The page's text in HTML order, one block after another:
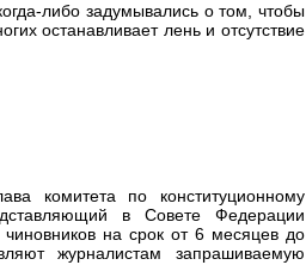
либо задумывались о том, чтобы
останавливает лень и отсутствие
комитета по конституционному
в Совете Федерации
чиновников на срок от 6 месяцев до
журналистам запрашиваемую